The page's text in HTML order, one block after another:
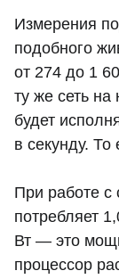
Измерения
подобного
от 274 до 1
ту же сеть
будет
в секунду.
При работе с
потребляет
Вт — это
процессор